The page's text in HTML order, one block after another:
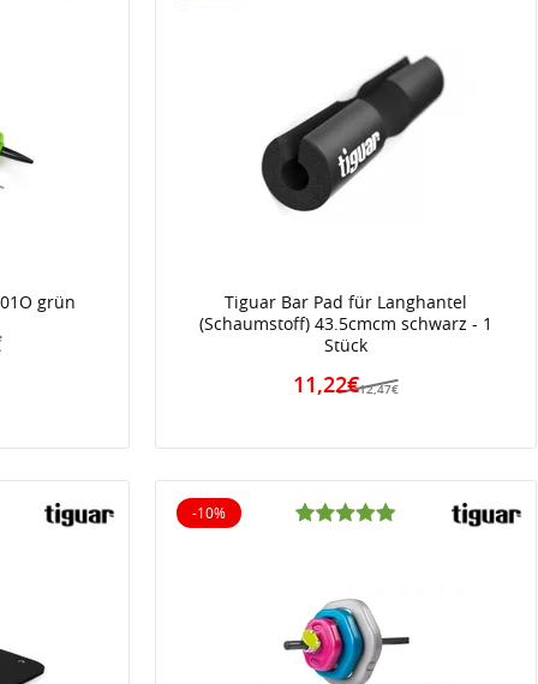
grün
Tiguar Bar Pad für Langhantel
(Schaumstoff) 43.5cmcm schwarz - 1
Stück
12,47€
11,22€
-10%
10% reduziert